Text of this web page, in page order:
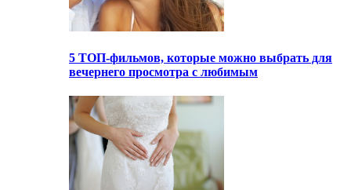
5 ТОП-фильмов, которые можно выбрать для
вечернего просмотра с любимым